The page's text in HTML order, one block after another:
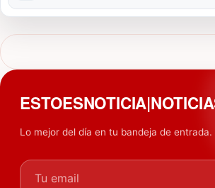
Lo mejor del día en tu bandeja de entrada.
Tu email